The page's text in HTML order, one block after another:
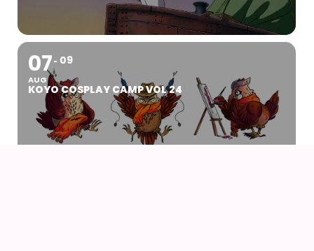
07
AUG
09
KOYO COSPLAY CAMP VOL 24